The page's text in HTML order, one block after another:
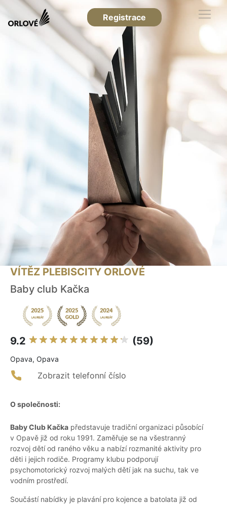
Registrace
VÍTĚZ PLEBISCITY ORLOVÉ
Baby club Kačka
9.2 (59)
Opava, Opava
Zobrazit telefonní číslo
O společnosti:
Baby Club Kačka představuje tradiční organizaci působící
v Opavě již od roku 1991. Zaměřuje se na všestranný
rozvoj dětí od raného věku a nabízí rozmanité aktivity pro
děti i jejich rodiče. Programy klubu podporují
psychomotorický rozvoj malých dětí jak na suchu, tak ve
vodním prostředí.
Součástí nabídky je plavání pro kojence a batolata již od